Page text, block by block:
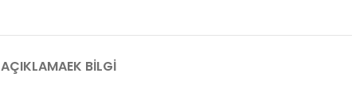
AÇIKLAMAEK BILGI